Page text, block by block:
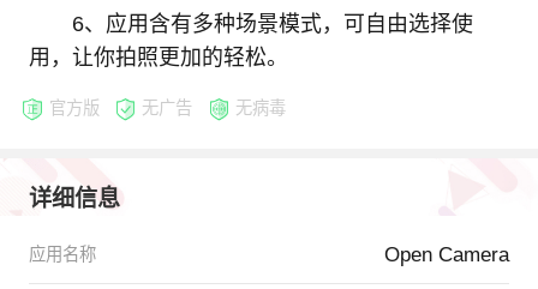
6、应用含有多种场景模式，可自由选择使
用，让你拍照更加的轻松。
官方版 无广告 无病毒
详细信息
应用名称 Open Camera